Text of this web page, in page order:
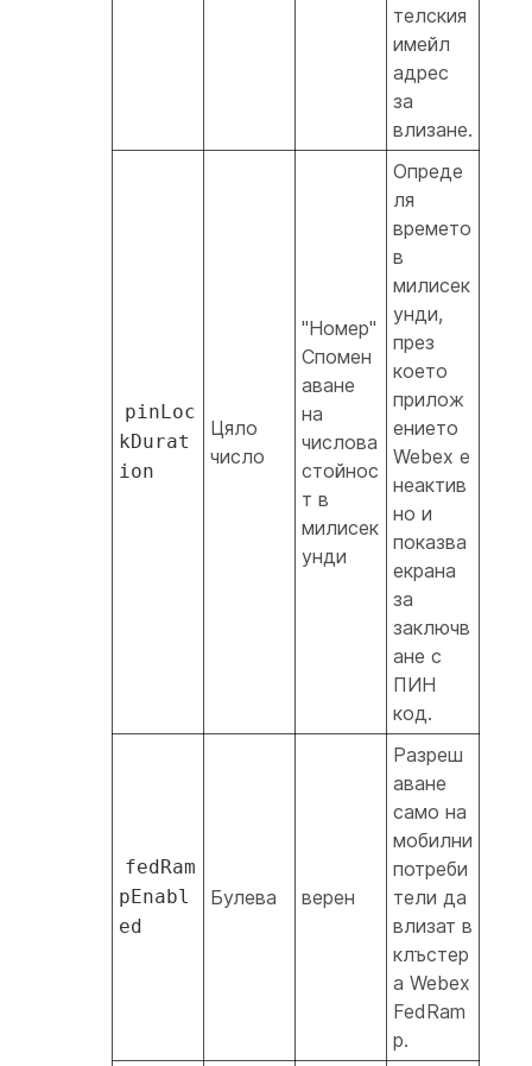
телския
имейл
адрес
за
влизане.
pinLoc
kDurat
ion
Цяло
число
"Номер"
Спомен
аване
на
числова
стойнос
т в
милисек
унди
Опреде
ля
времето
в
милисек
унди,
през
което
прилож
ението
Webex е
неактив
но и
показва
екрана
за
заключв
ане с
ПИН
код.
fedRam
pEnabl
ed
Булева верен
Разреш
аване
само на
мобилни
потреби
тели да
влизат в
клъстер
а Webex
FedRam
p.